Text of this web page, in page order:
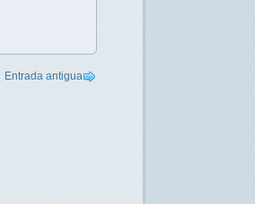
Entrada antigua